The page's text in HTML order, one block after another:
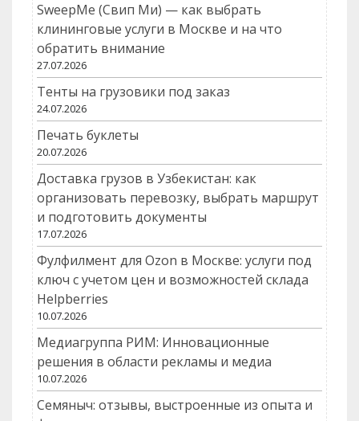
SweepMe (Свип Ми) — как выбрать
клининговые услуги в Москве и на что
обратить внимание
27.07.2026
Тенты на грузовики под заказ
24.07.2026
Печать буклеты
20.07.2026
Доставка грузов в Узбекистан: как
организовать перевозку, выбрать маршрут
и подготовить документы
17.07.2026
Фулфилмент для Ozon в Москве: услуги под
ключ с учетом цен и возможностей склада
Helpberries
10.07.2026
Медиагруппа РИМ: Инновационные
решения в области рекламы и медиа
10.07.2026
Семяныч: отзывы, выстроенные из опыта и